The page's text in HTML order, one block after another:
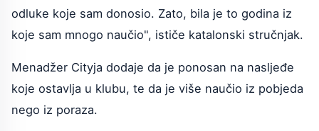
odluke koje sam donosio. Zato, bila je to godina iz
koje sam mnogo naučio", ističe katalonski stručnjak.
Menadžer Cityja dodaje da je ponosan na nasljeđe
koje ostavlja u klubu, te da je više naučio iz pobjeda
nego iz poraza.